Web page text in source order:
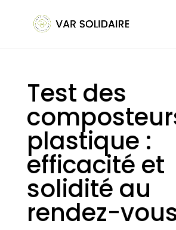
Test des
plastique :
efficacité et
solidité au
rendez-